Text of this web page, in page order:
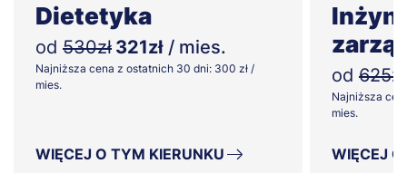
Dietetyka
od 530zł 321zł / mies.
Najniższa cena z ostatnich 30 dni: 300 zł /
mies.
WIĘCEJ O TYM KIERUNKU
od 625zł
Najniższa
mies.
WIĘCEJ